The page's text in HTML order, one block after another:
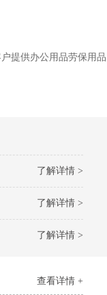
提供办公用品劳保用品
了解详情 >
了解详情 >
了解详情 >
查看详情 +